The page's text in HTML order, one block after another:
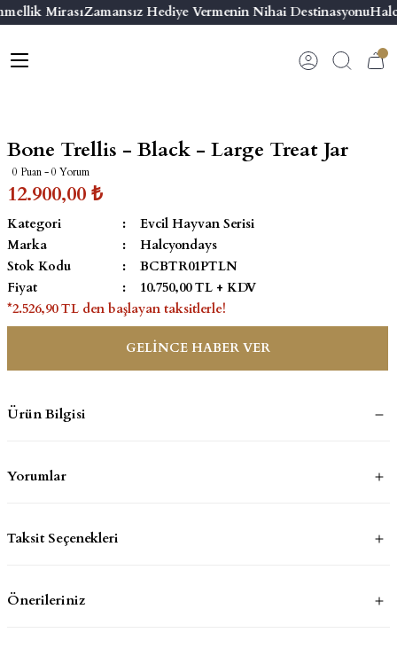
MirasıZamansız Hediye Vermenin Nihai Destinasyonu
Geri Dön
Geri Dön
ve Aksesuarlar
Mum
Geri Dön
Menteşeli Bilezik
Geri Dön
Seriler
Elephant
Bone Trellis - Black - Large Treat Jar
0 Puan - 0 Yorum
12.900,00 ₺
Kategori
Evcil Hayvan Serisi
Marka
Halcyondays
Stok Kodu
BCBTR01PTLN
Fiyat
10.750,00 TL + KDV
*2.526,90 TL den başlayan taksitlerle!
GELİNCE HABER VER
Ürün Bilgisi
Yorumlar
Taksit Seçenekleri
Önerileriniz